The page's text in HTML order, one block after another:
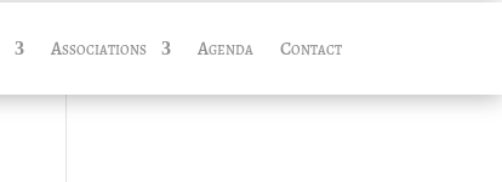
Associations Agenda Contact